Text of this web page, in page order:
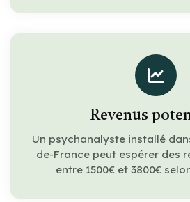
Revenus
Un psychanalyste installé
de-France peut espérer des
entre 1500€ et 3800€